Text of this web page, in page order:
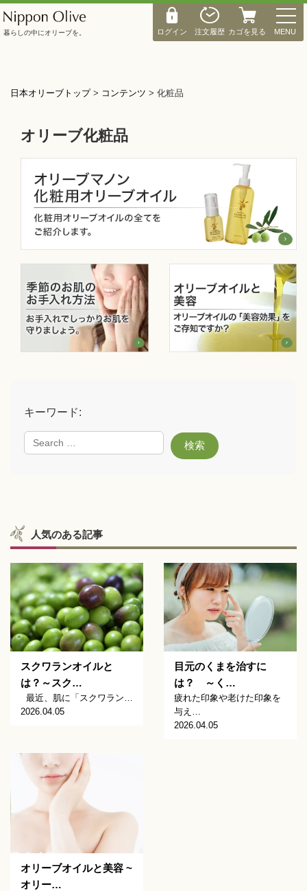
ログイン 注文履歴 カゴを見る
M
E
N
MENU
暮らしの中にオリーブを。
日本オリーブトップ> コンテンツ > 化粧品
オリーブ化粧品
キーワード:
人気のある記事
スクワランオイルと
は？～スク…
最近、肌に「スクワラン…
2026.04.05
目元のくまを治すに
は？ ～く…
疲れた印象や老けた印象を
与え…
2026.04.05
オリーブオイルと美容 ~
オリー…